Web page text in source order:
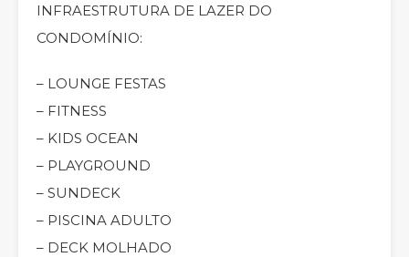
INFRAESTRUTURA DE LAZER DO
CONDOMÍNIO:
– LOUNGE FESTAS
– FITNESS
– KIDS OCEAN
– PLAYGROUND
– SUNDECK
– PISCINA ADULTO
– DECK MOLHADO